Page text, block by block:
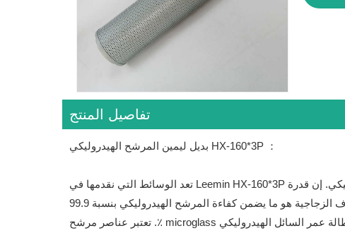
تفاصيل المنتج
بديل ليمين المرشح الهيدروليكي HX-160*3P ：
تعد الوسائط التي نقدمها في Leemin HX-160*3P أكثر وسائط الترشيح كفاءة يمكن أن يقدمها عنصر المرشح الهيدروليكي. إن قدرة Microglass على التقاط 400 في المائة من الجسيمات
أكثر من عناصر مرشح السليلوز هي السبب في أنها أفضل اختيار للوسائط للمرشح الهيدروليكي. الشكل الموحد وكثافة الألياف الزجاجية هو ما يضمن كفاءة المرشح الهيدروليكي بنسبة 99.9